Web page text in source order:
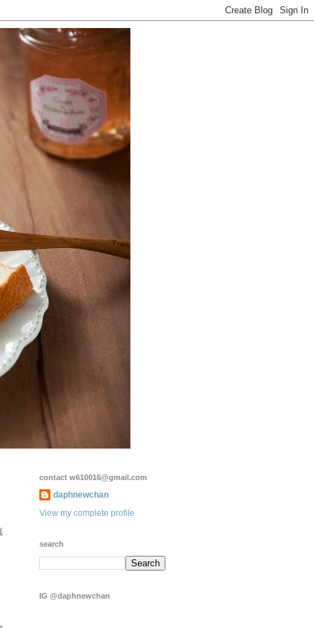
contact w610016@gmail.com
daphnewchan
View my complete profile
search
IG @daphnewchan